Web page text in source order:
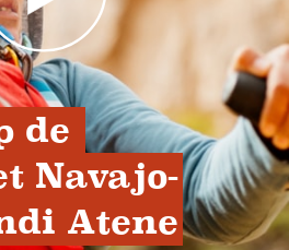
de
Navajo-
Atene